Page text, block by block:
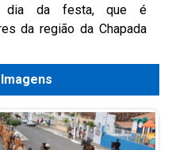
dia da festa, que é
da região da Chapada